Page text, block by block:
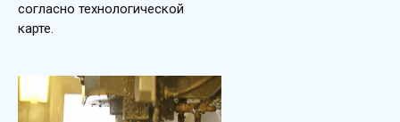
согласно технологической
карте.